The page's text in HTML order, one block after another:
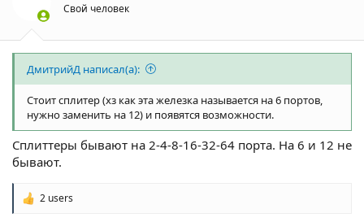
Свой человек
ДмитрийД написал(а):
Стоит сплитер (хз как эта железка называется на 6 портов,
нужно заменить на 12) и появятся возможности.
Сплиттеры бывают на 2-4-8-16-32-64 порта. На 6 и 12 не
бывают.
Р
2 users